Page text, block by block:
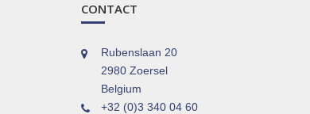
CONTACT
Rubenslaan 20
2980 Zoersel
Belgium
+32 (0)3 340 04 60